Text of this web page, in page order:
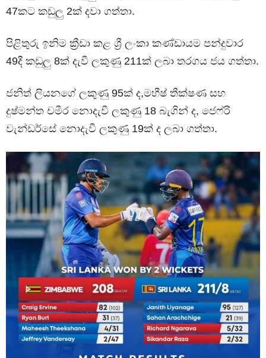
47කට කඩුලු 2ක් දවා ගත්තා.
පිළිතුරු ඉනිම ක්‍රීඩා කළ ශ්‍රී ලංකා කණ්ඩායම පන්දුවාර
49දී කඩුලු 8ක් දැවී ලකුණු 211ක් ලබා තරගය ජය ගත්තා.
ජනිත් ලියනගේ ලකුණු 95ක් ද,මහීෂ් තීක්ෂණ සහ
දුෂ්මන්ත චමීර නොදැවී ලකුණු 18 බැගින් ද, ජෙෆ්රි
වැන්ඩර්සේ නොදැවී ලකුණු 19ක් ද ලබා ගත්තා.